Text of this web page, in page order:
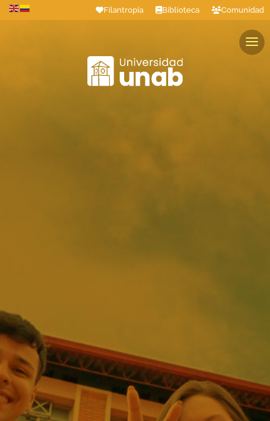
Filantropía Biblioteca Comunidad
Estudiantes Profesores Colaboradores Graduados